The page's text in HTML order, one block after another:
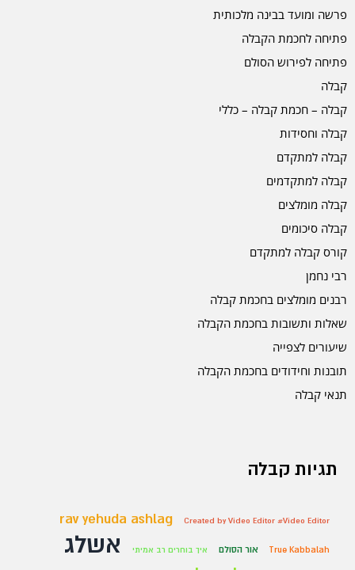
פרשה ומועד בבינה מלכותית
פתיחה לחכמת הקבלה
פתיחה לפירוש הסולם
קבלה
קבלה – חכמת קבלה – כללי
קבלה וחסידות
קבלה למתקדם
קבלה למתקדמים
קבלה מומלצים
קבלה סיכומים
קורס קבלה למתקדם
רבי נחמן
רבנים מומלצים בחכמת קבלה
שאלות ותשובות בחכמת הקבלה
שיעורים לצפייה
תובנות וחידודים בחכמת הקבלה
תנאי קבלה
תגיות קבלה
Created by Video Editor #Video Editor
rav yehuda ashlag
True Kabbalah אור הסולם איך בוחרים רב אמיתי אשלג